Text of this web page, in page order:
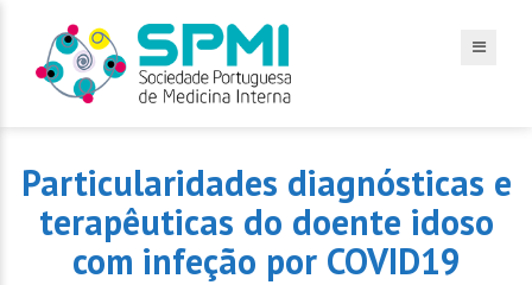
Particularidades diagnósticas e
terapêuticas do doente idoso
com infeção por COVID19